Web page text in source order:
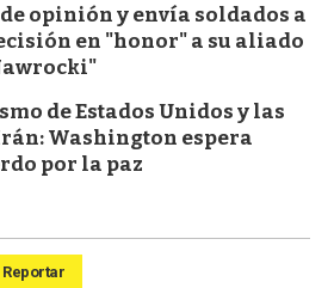
opinión y envía soldados a
en "honor" a su aliado
de Estados Unidos y las
Washington espera
por la paz
Reportar